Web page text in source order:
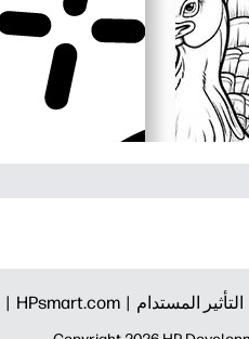
التأثير المستدام | HPsmart.com |